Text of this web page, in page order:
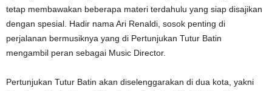
tetap membawakan beberapa materi terdahulu yang siap disajikan
dengan spesial. Hadir nama Ari Renaldi, sosok penting di
perjalanan bermusiknya yang di Pertunjukan Tutur Batin
mengambil peran sebagai Music Director.
Pertunjukan Tutur Batin akan diselenggarakan di dua kota, yakni